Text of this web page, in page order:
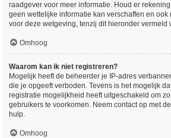
raadgever voor meer informatie. Houd er
geen wettelijke informatie kan verschaffen en
voor deze wetgeving, tenzij dit hieronder vermeld
Omhoog
Waarom kan ik niet registreren?
Mogelijk heeft de beheerder je IP-adres
die je opgeeft verboden. Tevens is het mogelijk
registratie mogelijkheid heeft uitgeschakeld om
gebruikers te voorkomen. Neem contact op met
hulp.
Omhoog